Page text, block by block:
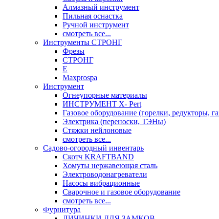
Алмазный инструмент
Пильная оснастка
Ручной инструмент
смотреть все...
Инструменты СТРОНГ
Фрезы
СТРОНГ
Е
Maxprospa
Инструмент
Огнеупорные материалы
ИНСТРУМЕНТ X- Pert
Газовое оборудование (горелки, редукторы,
Электрика (переноски, ТЭНы)
Стяжки нейлоновые
смотреть все...
Садово-огородный инвентарь
Скотч KRAFTBAND
Хомуты нержавеющая сталь
Электроводонагреватели
Насосы вибрационные
Сварочное и газовое оборудование
смотреть все...
Фурнитура